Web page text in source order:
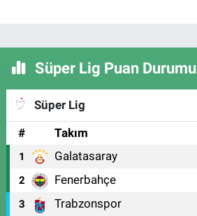
Süper Lig Puan Durumu
Süper Lig
#
Takım
1 Galatasaray
2 Fenerbahçe
3 Trabzonspor